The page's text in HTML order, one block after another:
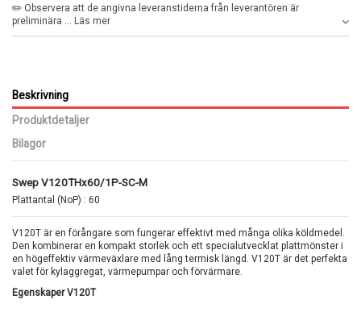
✏️ Observera att de angivna leveranstiderna från leverantören är
preliminära ... Läs mer
Beskrivning
Produktdetaljer
Bilagor
Swep V120THx60/1P-SC-M
Plattantal (NoP) : 60
V120T är en förångare som fungerar effektivt med många olika köldmedel.
Den kombinerar en kompakt storlek och ett specialutvecklat plattmönster i
en högeffektiv värmeväxlare med lång termisk längd. V120T är det perfekta
valet för kylaggregat, värmepumpar och förvärmare.
Egenskaper V120T